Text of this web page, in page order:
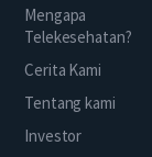
Mengapa
Telekesehatan?
Cerita Kami
Tentang kami
Investor